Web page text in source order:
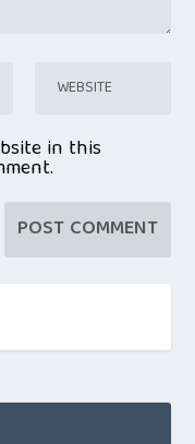
in this